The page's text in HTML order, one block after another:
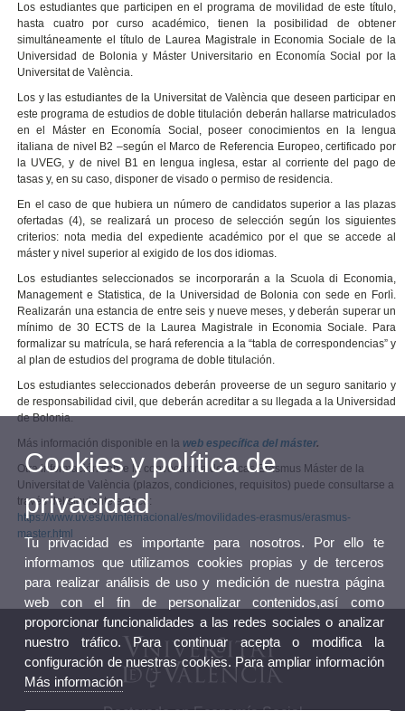
Los estudiantes que participen en el programa de movilidad de este título,
hasta cuatro por curso académico, tienen la posibilidad de obtener
simultáneamente el título de Laurea Magistrale in Economia Sociale de la
Universidad de Bolonia y Máster Universitario en Economía Social por la
Universitat de València.
Los y las estudiantes de la Universitat de València que deseen participar en
este programa de estudios de doble titulación deberán hallarse matriculados
en el Máster en Economía Social, poseer conocimientos en la lengua
italiana de nivel B2 –según el Marco de Referencia Europeo, certificado por
la UVEG, y de nivel B1 en lengua inglesa, estar al corriente del pago de
tasas y, en su caso, disponer de visado o permiso de residencia.
En el caso de que hubiera un número de candidatos superior a las plazas
ofertadas (4), se realizará un proceso de selección según los siguientes
criterios: nota media del expediente académico por el que se accede al
máster y nivel superior al exigido de los dos idiomas.
Los estudiantes seleccionados se incorporarán a la Scuola di Economia,
Management e Statistica, de la Universidad de Bolonia con sede en Forlì.
Realizarán una estancia de entre seis y nueve meses, y deberán superar un
mínimo de 30 ECTS de la Laurea Magistrale in Economia Sociale. Para
formalizar su matrícula, se hará referencia a la “tabla de correspondencias” y
al plan de estudios del programa de doble titulación.
Los estudiantes seleccionados deberán proveerse de un seguro sanitario y
de responsabilidad civil, que deberán acreditar a su llegada a la Universidad
de Bolonia.
Más información disponible en la web específica del máster.
Otra información sobre la convocatoria de becas Erasmus Máster de la
Universitat de València (plazos, condiciones, requisitos) puede consultarse a
través del siguiente enlace:
https://www.uv.es/uvinternacional/es/movilidades-erasmus/erasmus-
master.html
Cookies y política de
privacidad
Tu privacidad es importante para nosotros. Por ello te
informamos que utilizamos cookies propias y de terceros
para realizar análisis de uso y medición de nuestra página
web con el fin de personalizar contenidos,así como
proporcionar funcionalidades a las redes sociales o analizar
nuestro tráfico. Para continuar acepta o modifica la
configuración de nuestras cookies. Para ampliar información
Más información